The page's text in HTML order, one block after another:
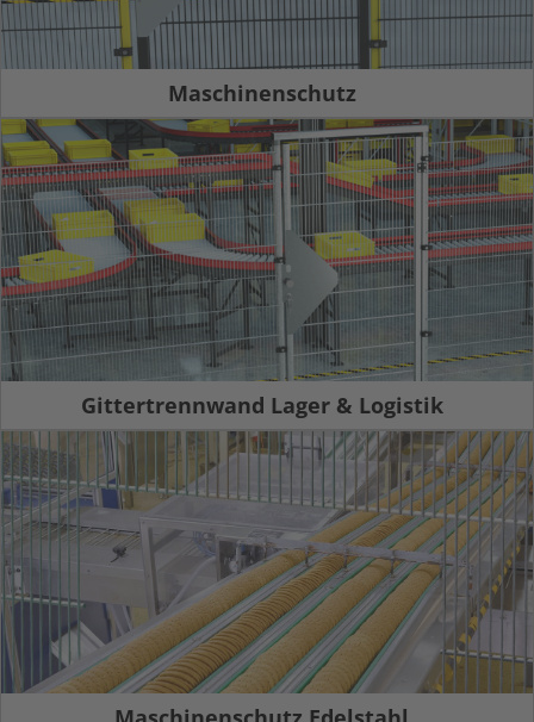
Maschinenschutz
Gittertrennwand Lager & Logistik